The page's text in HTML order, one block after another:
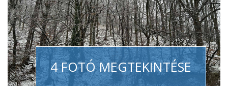
4 FOTÓ MEGTEKINTÉSE